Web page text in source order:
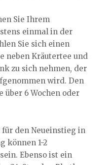
Sie Ihrem
einmal in der
Sie sich einen
neben Kräutertee und
zu sich nehmen, der
wird. Den
über 6 Wochen oder
für den Neueinstieg in
können 1-2
Ebenso ist ein